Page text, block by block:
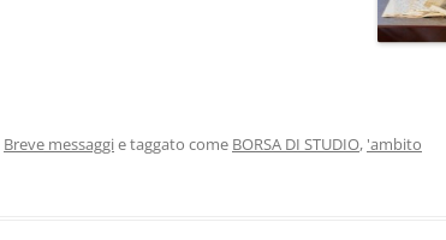
Breve messaggie taggato come BORSA DI STUDIO, 'ambito